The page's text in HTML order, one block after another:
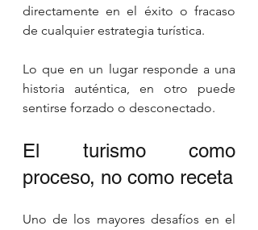
directamente en el éxito o fracaso
de cualquier estrategia turística.
Lo que en un lugar responde a una
historia auténtica, en otro puede
sentirse forzado o desconectado.
El turismo como
proceso, no como receta
Uno de los mayores desafíos en el